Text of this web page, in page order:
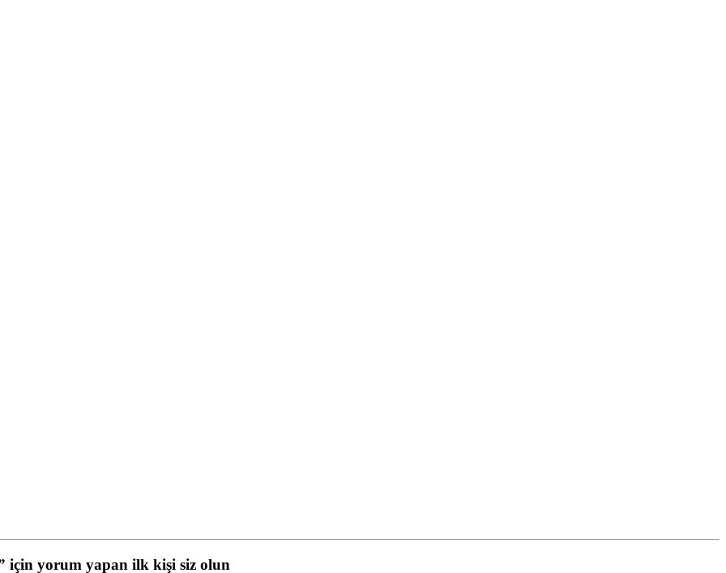
için yorum yapan ilk kişi siz olun